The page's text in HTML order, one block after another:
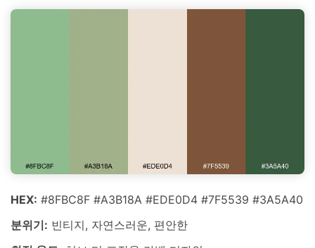
HEX: #8FBC8F #A3B18A #EDE0D4 #7F5539 #3A5A40
분위기: 빈티지, 자연스러운, 편안한